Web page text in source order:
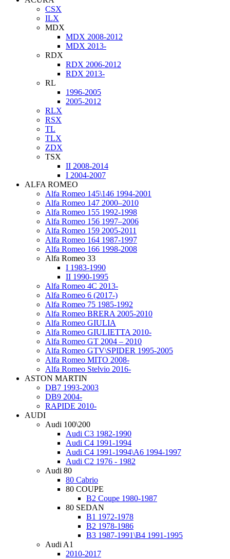
CSX
ILX
MDX
MDX 2008-2012
MDX 2013-
RDX
RDX 2006-2012
RDX 2013-
RL
1996-2005
2005-2012
RLX
RSX
TL
TLX
ZDX
TSX
II 2008-2014
I 2004-2007
ALFA ROMEO
Alfa Romeo 145\146 1994-2001
Alfa Romeo 147 2000–2010
Alfa Romeo 155 1992-1998
Alfa Romeo 156 1997–2006
Alfa Romeo 159 2005-2011
Alfa Romeo 164 1987-1997
Alfa Romeo 166 1998-2008
Alfa Romeo 33
I 1983-1990
II 1990-1995
Alfa Romeo 4C 2013-
Alfa Romeo 6 (2017-)
Alfa Romeo 75 1985-1992
Alfa Romeo BRERA 2005-2010
Alfa Romeo GIULIA
Alfa Romeo GIULIETTA 2010-
Alfa Romeo GT 2004 – 2010
Alfa Romeo GTV\SPIDER 1995-2005
Alfa Romeo MITO 2008-
Alfa Romeo Stelvio 2016-
ASTON MARTIN
DB7 1993-2003
DB9 2004-
RAPIDE 2010-
AUDI
Audi 100\200
Audi C3 1982-1990
Audi C4 1991-1994
Audi C4 1991-1994\A6 1994-1997
Audi C2 1976 - 1982
Audi 80
80 Cabrio
80 COUPE
B2 Coupe 1980-1987
80 SEDAN
B1 1972-1978
B2 1978-1986
B3 1987-1991\B4 1991-1995
Audi A1
2010-2017